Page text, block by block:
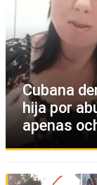
Cubana
hija por
apenas